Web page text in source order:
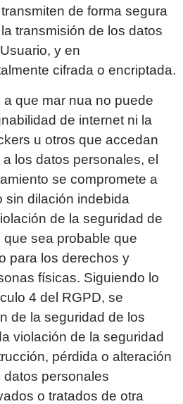
de forma segura
transmisión de los datos
y en
cifrada o encriptada.
a que mar nua no puede
de internet ni la
u otros que accedan
los datos personales, el
se compromete a
sin dilación indebida
de la seguridad de
sea probable que
para los derechos y
físicas. Siguiendo lo
4 del RGPD, se
de la seguridad de los
violación de la seguridad
pérdida o alteración
personales
o tratados de otra